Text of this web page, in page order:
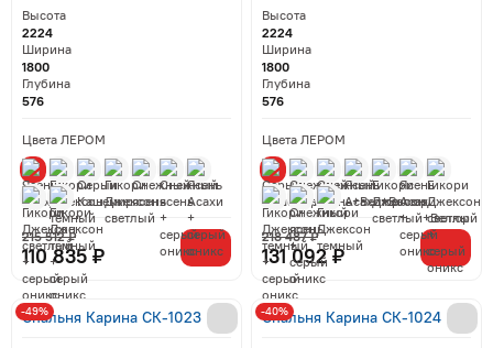
Высота
2224
Ширина
1800
Глубина
576
Цвета ЛЕРОМ
110 835 ₽
215 512 ₽
Высота
2224
Ширина
1800
Глубина
576
Цвета ЛЕРОМ
131 092 ₽
218 487 ₽
Спальня Карина СК-1023
-49% Спальня Карина СК-1024
-40%